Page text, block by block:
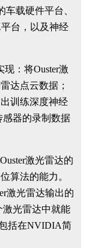
载硬件平台、
台，以及神经
现：将Ouster激
达点云数据；
训练深度神经
器的录制数据
激光雷达的
算法的能力。
激光雷达输出的
激光雷达中就能
括在NVIDIA简